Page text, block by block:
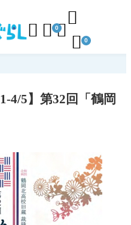
  0

 0
4/5】第32回「鶴岡